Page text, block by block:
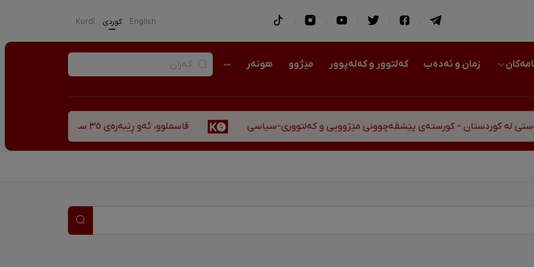
English كوردی Kurdî
زمان و ئەدەب کەلتوور و کەلەپوور مێژوو هونەر
- کورستەی پێشڤەچوونی مێژوویی و کەلتووری-سیاسی قاسملوو، ئەو ڕێبەرەی ٣٥ ساڵ پاش شەهید بوونیشی ڕێبازەکەی هەر زیندووە